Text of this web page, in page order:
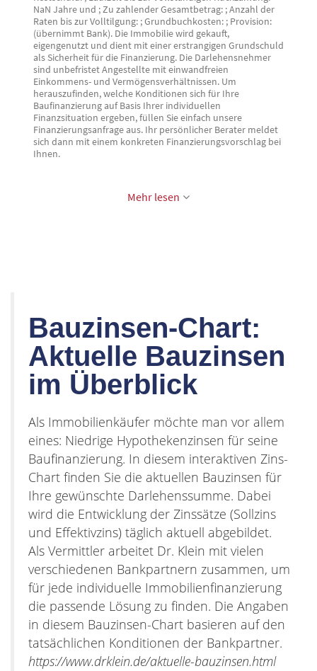
Bauzinsen-Chart:
Aktuelle Bauzinsen
im Überblick
Als Immobilienkäufer möchte man vor allem
eines: Niedrige Hypothekenzinsen für seine
Baufinanzierung. In diesem interaktiven Zins-
Chart finden Sie die aktuellen Bauzinsen für
Ihre gewünschte Darlehenssumme. Dabei
wird die Entwicklung der Zinssätze (Sollzins
und Effektivzins) täglich aktuell abgebildet.
Als Vermittler arbeitet Dr. Klein mit vielen
verschiedenen Bankpartnern zusammen, um
für jede individuelle Immobilienfinanzierung
die passende Lösung zu finden. Die Angaben
in diesem Bauzinsen-Chart basieren auf den
tatsächlichen Konditionen der Bankpartner.
https://www.drklein.de/aktuelle-bauzinsen.html